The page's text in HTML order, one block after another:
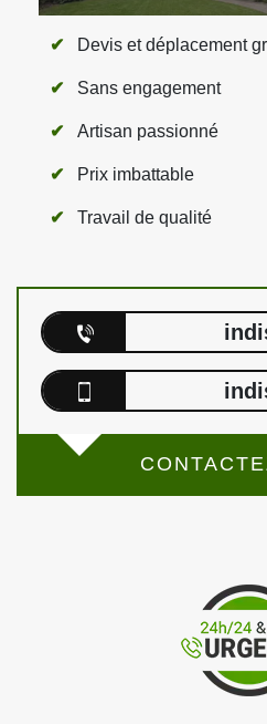
Devis et déplacement
Sans engagement
Artisan passionné
Prix imbattable
Travail de qualité